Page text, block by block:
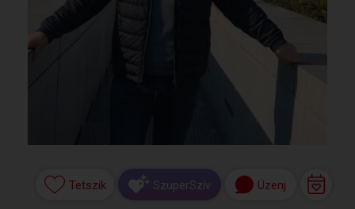
Tetszik SzuperSzív Üzenj